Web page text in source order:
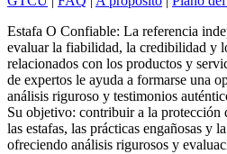
evaluar la fiabilidad, la credibilidad y
relacionados con los productos y
de expertos le ayuda a formarse una
análisis riguroso y testimonios
Su objetivo: contribuir a la protección
las estafas, las prácticas engañosas y
ofreciendo análisis rigurosos y
y servicios, basados en testimonios